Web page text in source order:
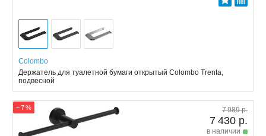
Colombo
Держатель для туалетной бумаги открытый Colombo Trenta,
подвесной
− 7 % 7 989 р.
7 430 р.
в наличии